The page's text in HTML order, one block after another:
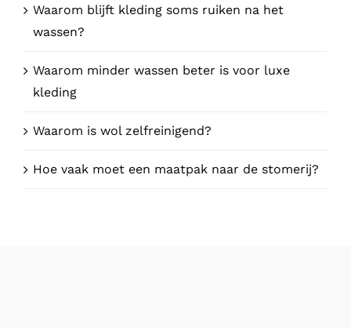
Waarom blijft kleding soms ruiken na het
wassen?
Waarom minder wassen beter is voor luxe
kleding
Waarom is wol zelfreinigend?
Hoe vaak moet een maatpak naar de stomerij?